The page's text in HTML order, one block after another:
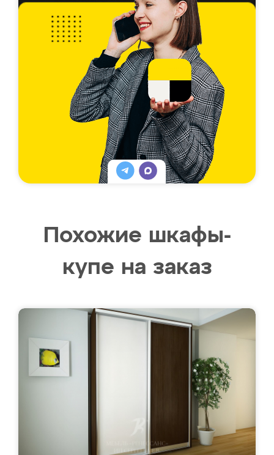
Похожие шкафы-
купе на заказ